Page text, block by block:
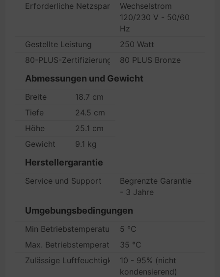
Erforderliche NetzspannungWechselstrom
120/230 V - 50/60
Hz
Gestellte Leistung
250 Watt
80-PLUS-Zertifizierung
80 PLUS Bronze
Abmessungen und Gewicht
Breite
18.7 cm
Tiefe
24.5 cm
Höhe
25.1 cm
Gewicht
9.1 kg
Herstellergarantie
Service und Support
Begrenzte Garantie
- 3 Jahre
Umgebungsbedingungen
Min Betriebstemperatur
5 °C
Max. Betriebstemperatur
35 °C
Zulässige Luftfeuchtigkeit im Betrieb
10 - 95% (nicht
kondensierend)